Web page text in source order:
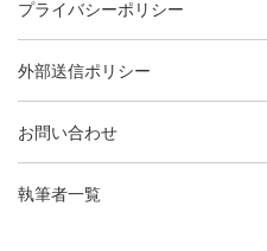
プライバシーポリシー
外部送信ポリシー
お問い合わせ
執筆者一覧